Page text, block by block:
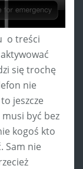
o treści
się trochę
nie
jeszcze
być bez
kogoś kto
Sam nie